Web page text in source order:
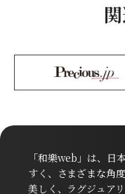
「和樂web」は、日
すく、さまざまな角
美しく、ラグジュア